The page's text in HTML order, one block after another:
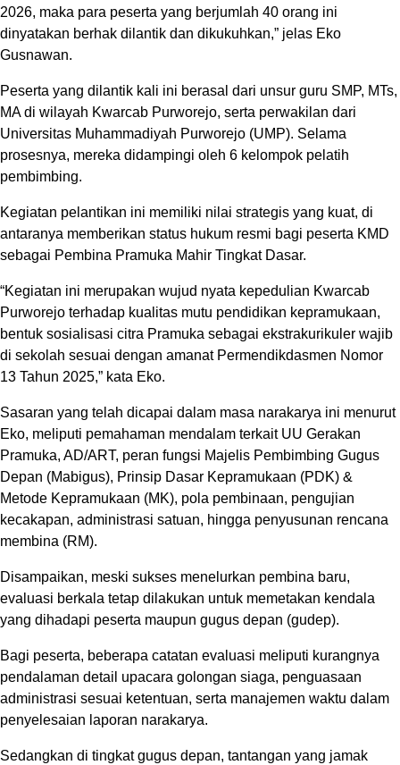
2026, maka para peserta yang berjumlah 40 orang ini
dinyatakan berhak dilantik dan dikukuhkan,” jelas Eko
Gusnawan.
Peserta yang dilantik kali ini berasal dari unsur guru SMP, MTs,
MA di wilayah Kwarcab Purworejo, serta perwakilan dari
Universitas Muhammadiyah Purworejo (UMP). Selama
prosesnya, mereka didampingi oleh 6 kelompok pelatih
pembimbing.
Kegiatan pelantikan ini memiliki nilai strategis yang kuat, di
antaranya memberikan status hukum resmi bagi peserta KMD
sebagai Pembina Pramuka Mahir Tingkat Dasar.
“Kegiatan ini merupakan wujud nyata kepedulian Kwarcab
Purworejo terhadap kualitas mutu pendidikan kepramukaan,
bentuk sosialisasi citra Pramuka sebagai ekstrakurikuler wajib
di sekolah sesuai dengan amanat Permendikdasmen Nomor
13 Tahun 2025,” kata Eko.
Sasaran yang telah dicapai dalam masa narakarya ini menurut
Eko, meliputi pemahaman mendalam terkait UU Gerakan
Pramuka, AD/ART, peran fungsi Majelis Pembimbing Gugus
Depan (Mabigus), Prinsip Dasar Kepramukaan (PDK) &
Metode Kepramukaan (MK), pola pembinaan, pengujian
kecakapan, administrasi satuan, hingga penyusunan rencana
membina (RM).
Disampaikan, meski sukses menelurkan pembina baru,
evaluasi berkala tetap dilakukan untuk memetakan kendala
yang dihadapi peserta maupun gugus depan (gudep).
Bagi peserta, beberapa catatan evaluasi meliputi kurangnya
pendalaman detail upacara golongan siaga, penguasaan
administrasi sesuai ketentuan, serta manajemen waktu dalam
penyelesaian laporan narakarya.
Sedangkan di tingkat gugus depan, tantangan yang jamak